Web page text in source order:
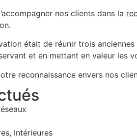
nos clients dans la
était de réunir trois
et en mettant en valeur les
reconnaissance envers nos
Intérieures